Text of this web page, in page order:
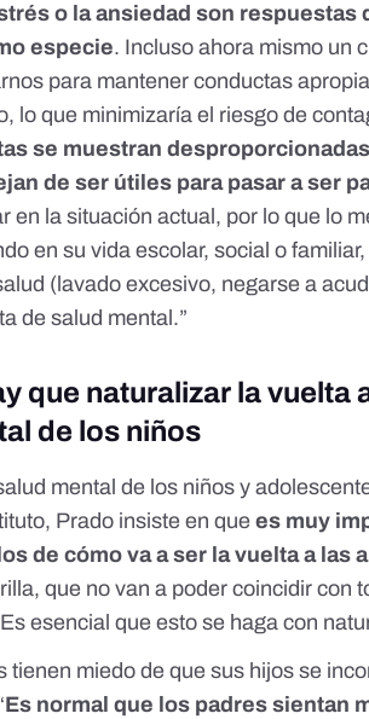
o la ansiedad son respuestas
especie. Incluso ahora mismo un
para mantener conductas
lo que minimizaría el riesgo de
se muestran
de ser útiles para pasar a ser
en la situación actual, por lo que lo
en su vida escolar, social o
(lavado excesivo, negarse a
de salud mental.”
que naturalizar la vuelta
de los niños
mental de los niños y
Prado insiste en quees muy
de cómo va a ser la vuelta a las
que no van a poder coincidir con
esencial que esto se haga con
tienen miedo de que sus hijos se
Es normal que los padres sientan